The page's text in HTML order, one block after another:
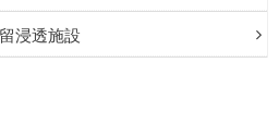
浸透施設